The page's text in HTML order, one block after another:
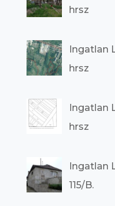
hrsz
Ingatlan
hrsz
Ingatlan
hrsz
Ingatlan
115/B.